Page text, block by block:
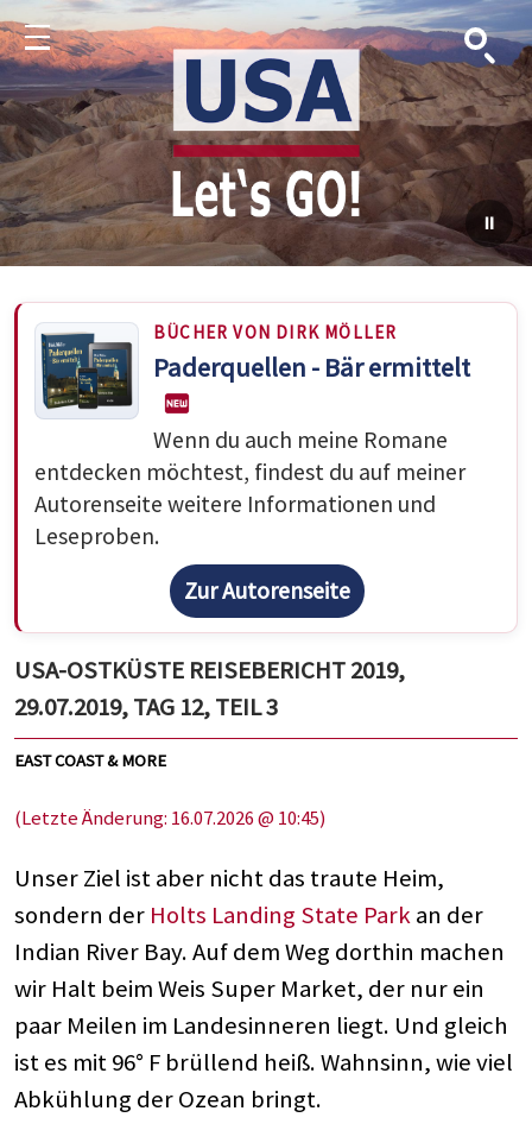
Menu Suche
BÜCHER VON DIRK MÖLLER
Paderquellen - Bär ermittelt
Wenn du auch meine Romane
entdecken möchtest, findest du auf meiner
Autorenseite weitere Informationen und
Leseproben.
Zur Autorenseite
USA-OSTKÜSTE REISEBERICHT 2019,
29.07.2019, TAG 12, TEIL 3
EAST COAST & MORE
(Letzte Änderung: 16.07.2026 @ 10:45)
Unser Ziel ist aber nicht das traute Heim,
sondern der Holts Landing State Parkan der
Indian River Bay. Auf dem Weg dorthin machen
wir Halt beim Weis Super Market, der nur ein
paar Meilen im Landesinneren liegt. Und gleich
ist es mit 96° F brüllend heiß. Wahnsinn, wie viel
Abkühlung der Ozean bringt.